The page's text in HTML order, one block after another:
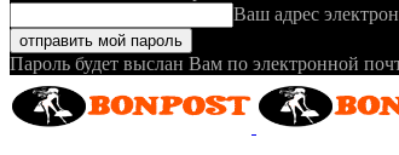
Ваш адрес
Пароль будет выслан Вам по электронной